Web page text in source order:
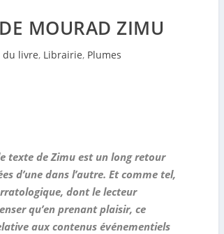
MOURAD ZIMU
du livre, Librairie, Plumes
texte de Zimu est un long retour
d’une dans l’autre. Et comme tel,
dont le lecteur
qu’en prenant plaisir, ce
aux contenus événementiels